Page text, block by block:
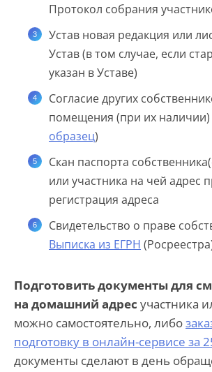
Протокол собрания
Устав новая редакция или
Устав (в том случае, если
указан в Уставе)
Согласие других
помещения (при их наличии)
образец)
Скан паспорта
или участника на чей адрес
регистрация адреса
Свидетельство о праве
Выписка из ЕГРН
Подготовить документы для
на домашний адрес участника
можно самостоятельно, либо
подготовку в онлайн-сервисе за
документы сделают в день